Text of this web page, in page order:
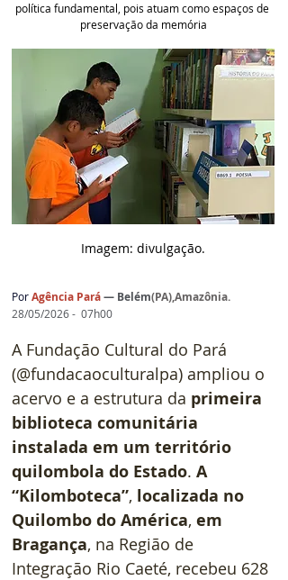
política fundamental, pois atuam como espaços de
preservação da memória
Imagem: divulgação.
PorAgência Pará— Belém(PA),Amazônia.
28/05/2026 -  07h00
A Fundação Cultural do Pará
(@fundacaoculturalpa) ampliou o
acervo e a estrutura da primeira
biblioteca comunitária
instalada em um território
quilombola do Estado. A
“Kilomboteca”, localizada no
Quilombo do América, em
Bragança, na Região de
Integração Rio Caeté, recebeu 628